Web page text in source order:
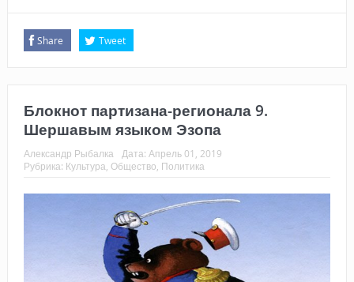
Share Tweet
Блокнот партизана-регионала 9.
Шершавым языком Эзопа
Александр Рыбалка Дата: Апрель 01, 2019
Рубрика: Культура, Общество, Политика